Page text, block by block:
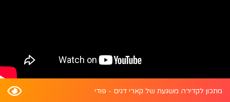
מתכון לקדירה משגעת של קארי דגים - פודי